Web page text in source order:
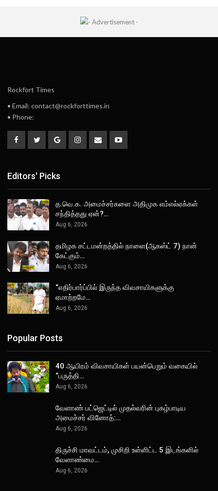
Rockfort Times
• Email: contact@rockforttimes.in
• Phone:
Editors' Picks
த.வெ.க. அமைச்சர்களை அதிமுக எம்எல்ஏக்கள்
சந்தித்தது ஏன்?…
Aug 6, 2026
தமிழக சட்டமன்றத்தில் நாளை(ஆகஸ்ட் 7) நான்
கேட்கும்…
Aug 6, 2026
“எதிர்பார்ப்பில் இருந்த விவசாயிகளுக்கு
ஏமாற்றமே…
Aug 6, 2026
Popular Posts
40 ஆயிரம் விவசாயிகள் பயன்பெறும் வகையில்
“பருத்தி…
Aug 6, 2026
வேளாண் பட்ஜெட்டில் முதல்வரின் புகழ்பாடிய
அமைச்சர் வினோத்:…
Aug 6, 2026
திருச்சி மாவட்டம், முசிறி உள்ளிட்ட 5 இடங்களில்
வேளாண்மை…
Aug 6, 2026